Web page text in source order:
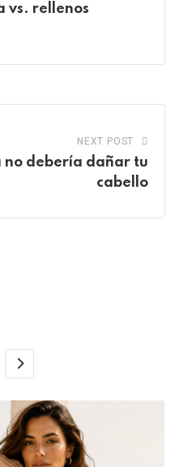
vs. rellenos
NEXT POST
no debería dañar tu
cabello